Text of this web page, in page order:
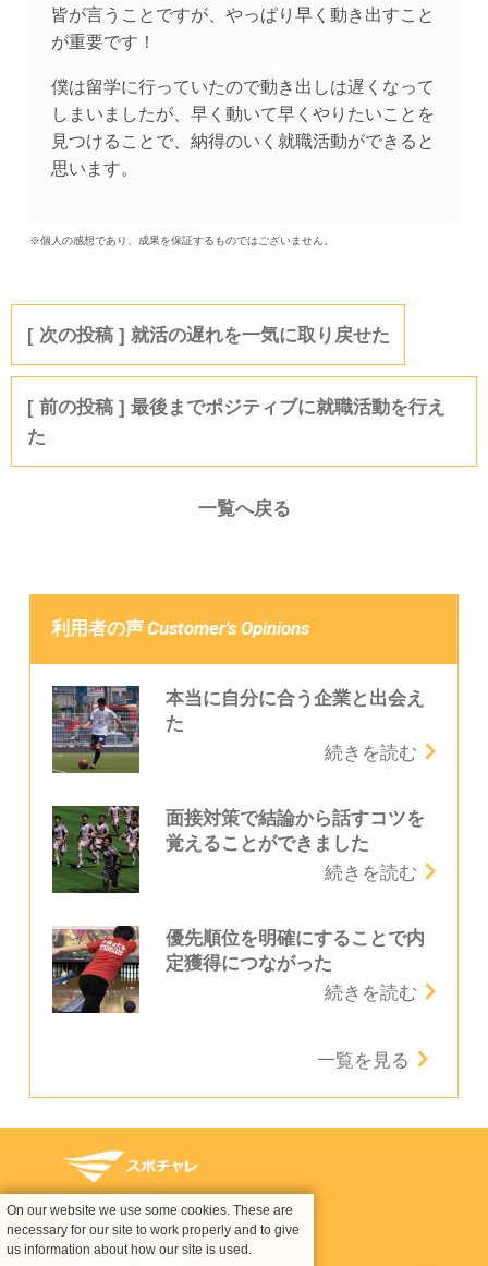
皆が言うことですが、やっぱり早く動き出すこと
が重要です！
僕は留学に行っていたので動き出しは遅くなって
しまいましたが、早く動いて早くやりたいことを
見つけることで、納得のいく就職活動ができると
思います。
※個人の感想であり、成果を保証するものではございません。
就活の遅れを一気に取り戻せた
最後までポジティブに就職活動を行え
た
一覧へ戻る
利用者の声Customer's Opinions
本当に自分に合う企業と出会え
た
続きを読む
面接対策で結論から話すコツを
覚えることができました
続きを読む
優先順位を明確にすることで内
定獲得につながった
続きを読む
一覧を見る
運営会社情報
利用規約
個人情報の取り扱いについて
On our website we use some cookies. These are
necessary for our site to work properly and to give
us information about how our site is used.